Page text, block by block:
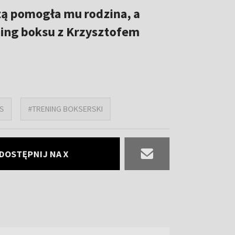
pomogła mu rodzina, a
boksu z Krzysztofem
#TRENING BOKSERSKI
NA X